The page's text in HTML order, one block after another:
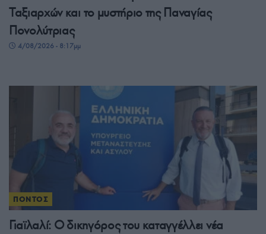
Ταξιαρχών και το μυστήριο της Παναγίας
Πονολύτριας
4/08/2026 - 8:17μμ
ΠΟΝΤΟΣ
Γιαϊλαλί: Ο δικηγόρος του καταγγέλλει νέα